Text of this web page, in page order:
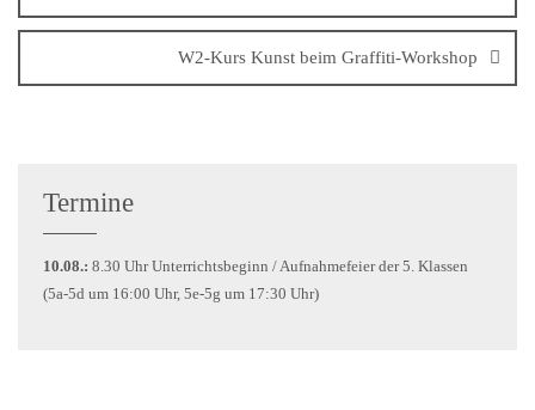
W2-Kurs Kunst beim Graffiti-Workshop
Termine
10.08.: 8.30 Uhr Unterrichtsbeginn / Aufnahmefeier der 5. Klassen
(5a-5d um 16:00 Uhr, 5e-5g um 17:30 Uhr)